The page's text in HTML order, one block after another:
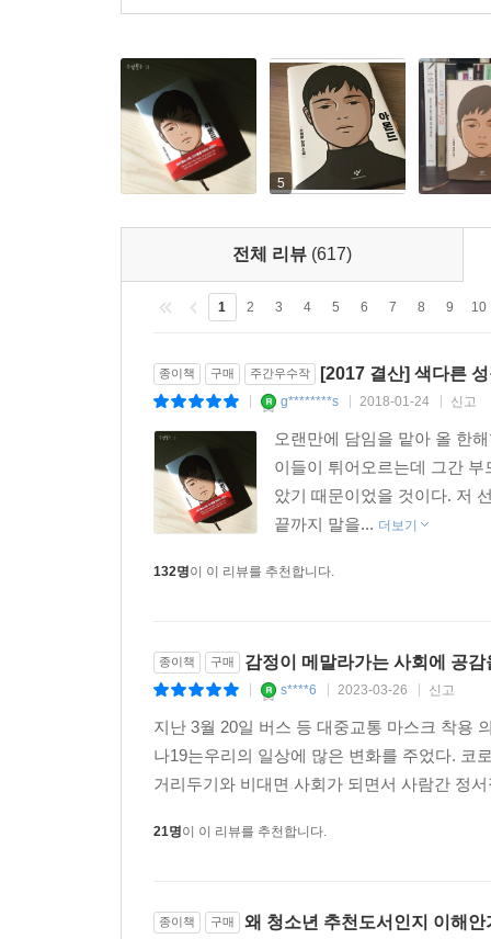
20년 넘게 영화 일을 하며 생긴 직업병 같은 게
우리들에게 세상을 버틸 용기와 힘을 주는 소설이
-장원석 PD(「최종병기 활」 「터널」 제작)
여기, 삶에 대처하기 유달리 힘들게 태어난 소년
수 있는 가장 좋은 일이 일어났다. 그 좋은 일이
두 소년이 타인과 관계 맺고 성장하는 과정을
언제나 괴물이 되지 않기 위한 눈물겨운 분투
-제10회 창비청소년문학상 심사위원 권여선 김지
내가 주인공이 된 것만 같은 마음으로 주인
창비청소년문학상 청소년심사단 심사평 중에서
한국형 영어덜트 소설의 등장. 각박한 현실을 반
특별하고 별난 경우라고 볼 수 있을까? 공감을
감정적으로는 성장하지 못한 사람들이 넘쳐
소설시장에 파장을 몰고 올 것이다. -출판평론가 한
작가의 말
군림하고 명령하면서도 속이 비틀린 사람이 된다
바라 본다. 아이들은 사랑을 갈구하지만, 동시에
5
전체 리뷰 (617)
1 2 3 4 5 6 7 8 9 10
종이책 구매 주간우수작 [2017 결산] 색다른
g********s 2018-01-24 신고
오랜만에 담임을 맡아 올 한
이들이 튀어오르는데 그간
았기 때문이었을 것이다. 저
끝까지 말을... 더보기
132명이 이 리뷰를 추천합니다.
종이책 구매 감정이 메말라가는 사회에 공
s****6 2023-03-26 신고
지난 3월 20일 버스 등 대중교통 마스크 착용
나19는우리의 일상에 많은 변화를 주었다. 코
거리두기와 비대면 사회가 되면서 사람간 정
21명이 이 리뷰를 추천합니다.
종이책 구매 왜 청소년 추천도서인지 이해안